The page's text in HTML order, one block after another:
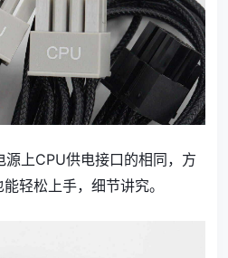
上CPU供电接口的相同，方
轻松上手，细节讲究。